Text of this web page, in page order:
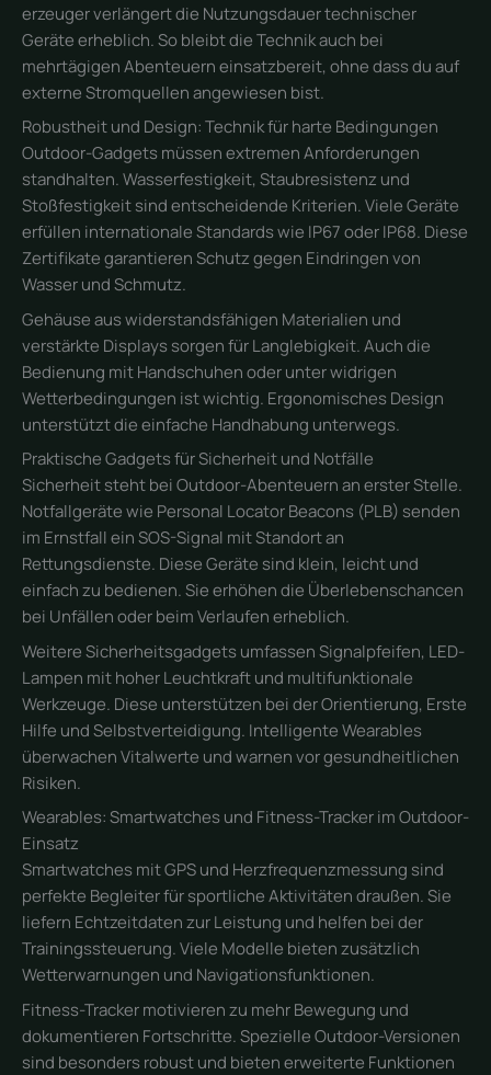
erzeuger verlängert die Nutzungsdauer technischer
Geräte erheblich. So bleibt die Technik auch bei
mehrtägigen Abenteuern einsatzbereit, ohne dass du auf
externe Stromquellen angewiesen bist.
Robustheit und Design: Technik für harte Bedingungen
Outdoor-Gadgets müssen extremen Anforderungen
standhalten. Wasserfestigkeit, Staubresistenz und
Stoßfestigkeit sind entscheidende Kriterien. Viele Geräte
erfüllen internationale Standards wie IP67 oder IP68. Diese
Zertifikate garantieren Schutz gegen Eindringen von
Wasser und Schmutz.
Gehäuse aus widerstandsfähigen Materialien und
verstärkte Displays sorgen für Langlebigkeit. Auch die
Bedienung mit Handschuhen oder unter widrigen
Wetterbedingungen ist wichtig. Ergonomisches Design
unterstützt die einfache Handhabung unterwegs.
Praktische Gadgets für Sicherheit und Notfälle
Sicherheit steht bei Outdoor-Abenteuern an erster Stelle.
Notfallgeräte wie Personal Locator Beacons (PLB) senden
im Ernstfall ein SOS-Signal mit Standort an
Rettungsdienste. Diese Geräte sind klein, leicht und
einfach zu bedienen. Sie erhöhen die Überlebenschancen
bei Unfällen oder beim Verlaufen erheblich.
Weitere Sicherheitsgadgets umfassen Signalpfeifen, LED-
Lampen mit hoher Leuchtkraft und multifunktionale
Werkzeuge. Diese unterstützen bei der Orientierung, Erste
Hilfe und Selbstverteidigung. Intelligente Wearables
überwachen Vitalwerte und warnen vor gesundheitlichen
Risiken.
Wearables: Smartwatches und Fitness-Tracker im Outdoor-
Einsatz
Smartwatches mit GPS und Herzfrequenzmessung sind
perfekte Begleiter für sportliche Aktivitäten draußen. Sie
liefern Echtzeitdaten zur Leistung und helfen bei der
Trainingssteuerung. Viele Modelle bieten zusätzlich
Wetterwarnungen und Navigationsfunktionen.
Fitness-Tracker motivieren zu mehr Bewegung und
dokumentieren Fortschritte. Spezielle Outdoor-Versionen
sind besonders robust und bieten erweiterte Funktionen